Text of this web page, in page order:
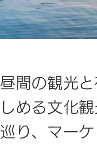
間の観光
める文化
り、マー